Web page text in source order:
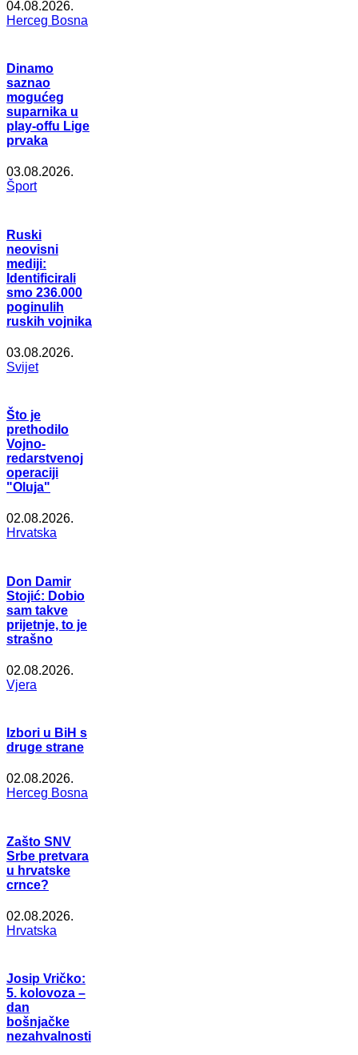
04.08.2026.
Herceg Bosna
Dinamo
saznao
mogućeg
suparnika u
play-offu Lige
prvaka
03.08.2026.
Šport
Ruski
neovisni
mediji:
Identificirali
smo 236.000
poginulih
ruskih vojnika
03.08.2026.
Svijet
Što je
prethodilo
Vojno-
redarstvenoj
operaciji
"Oluja"
02.08.2026.
Hrvatska
Don Damir
Stojić: Dobio
sam takve
prijetnje, to je
strašno
02.08.2026.
Vjera
Izbori u BiH s
druge strane
02.08.2026.
Herceg Bosna
Zašto SNV
Srbe pretvara
u hrvatske
crnce?
02.08.2026.
Hrvatska
Josip Vričko:
5. kolovoza –
dan
bošnjačke
nezahvalnosti